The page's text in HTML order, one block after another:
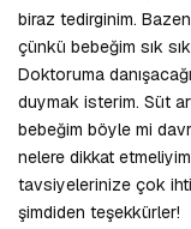
biraz tedirginim.
çünkü bebeğim sık
Doktoruma
duymak isterim. Süt
bebeğim böyle mi
nelere dikkat
tavsiyelerinize çok
şimdiden teşekkürler!